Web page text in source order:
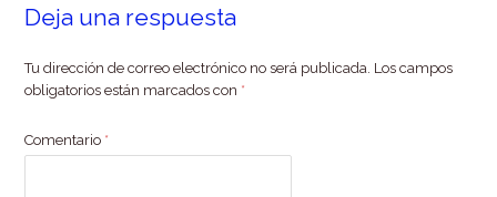
Deja una respuesta
Tu dirección de correo electrónico no será publicada. Los campos
obligatorios están marcados con *
Comentario *